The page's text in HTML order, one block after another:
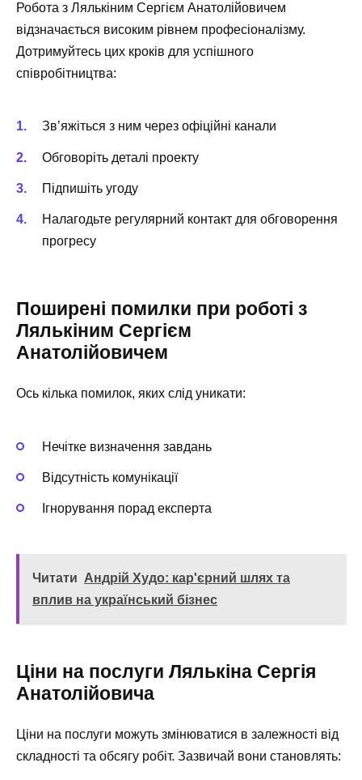
Робота з Лялькіним Сергієм Анатолійовичем
відзначається високим рівнем професіоналізму.
Дотримуйтесь цих кроків для успішного
співробітництва:
Зв’яжіться з ним через офіційні канали
Обговоріть деталі проекту
Підпишіть угоду
Налагодьте регулярний контакт для обговорення
прогресу
Поширені помилки при роботі з
Лялькіним Сергієм
Анатолійовичем
Ось кілька помилок, яких слід уникати:
Нечітке визначення завдань
Відсутність комунікації
Ігнорування порад експерта
Читати Андрій Худо: кар'єрний шлях та
вплив на український бізнес
Ціни на послуги Лялькіна Сергія
Анатолійовича
Ціни на послуги можуть змінюватися в залежності від
складності та обсягу робіт. Зазвичай вони становлять: